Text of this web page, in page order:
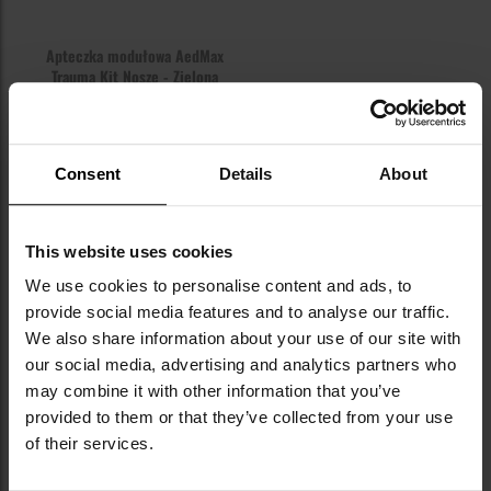
Consent Details About
This website uses cookies
We use cookies to personalise content and ads, to
provide social media features and to analyse our traffic.
We also share information about your use of our site with
our social media, advertising and analytics partners who
may combine it with other information that you’ve
provided to them or that they’ve collected from your use
of their services.
Apteczka modułowa AedMax
Trauma Kit Nosze - Zielona
279,00 zł
POWIADOM O
DOSTĘPNOŚCI
NAJNOWSZE OPINIE
Nosze ratunkowe Rhino Rescue Multi-Purpose